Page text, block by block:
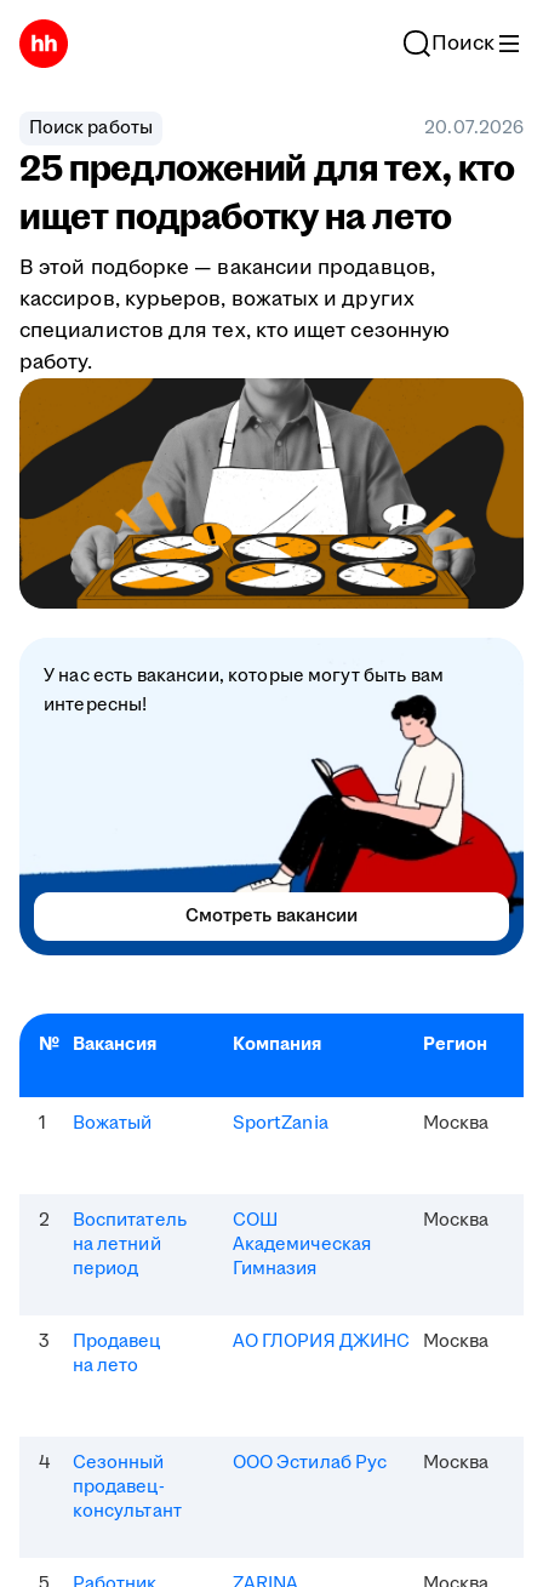
Поиск
Поиск работы 20.07.2026
25 предложений для тех, кто
ищет подработку на лето
В этой подборке — вакансии продавцов,
кассиров, курьеров, вожатых и других
специалистов для тех, кто ищет сезонную
работу.
№ Вакансия Компания Регион
1 Вожатый SportZania Москва
2
Воспитатель
на летний
период
СОШ
Академическая
Гимназия
Москва
3
Продавец
на лето
АО ГЛОРИЯ ДЖИНС Москва
4
Сезонный
продавец-
консультант
ООО Эстилаб Рус Москва
У нас есть вакансии, которые могут быть вам
интересны!
Смотреть вакансии